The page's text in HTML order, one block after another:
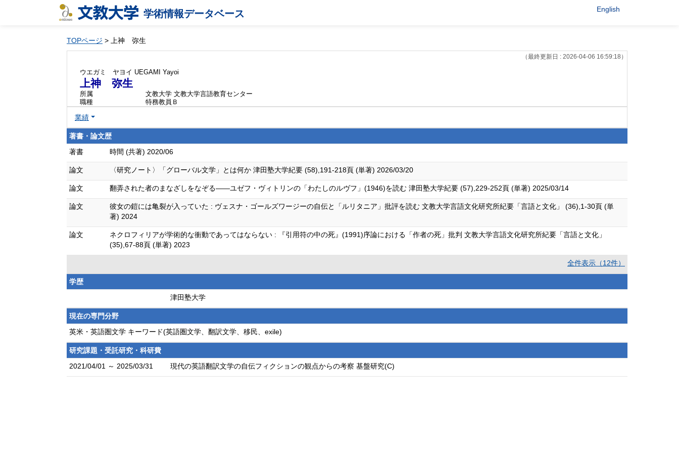
学術情報データベース English
TOPページ > 上神 弥生
（最終更新日 : 2026-04-06 16:59:18）
ウエガミ ヤヨイ UEGAMI Yayoi
上神 弥生
所属
文教大学 文教大学言語教育センター
職種
特務教員Ｂ
業績
著書・論文歴
著書
時間 (共著) 2020/06
論文 〈研究ノート〉「グローバル文学」とは何か 津田塾大学紀要 (58),191-218頁 (単著) 2026/03/20
論文 翻弄された者のまなざしをなぞる——ユゼフ・ヴィトリンの「わたしのルヴフ」(1946)を読む 津田塾大学紀要 (57),229-252頁 (単著) 2025/03/14
論文
彼女の鎧には亀裂が入っていた : ヴェスナ・ゴールズワージーの自伝と「ルリタニア」批評を読む 文教大学言語文化研究所紀要「言語と文化」 (36),1-30頁 (単
著) 2024
論文
ネクロフィリアが学術的な衝動であってはならない : 『引用符の中の死』(1991)序論における「作者の死」批判 文教大学言語文化研究所紀要「言語と文化」
(35),67-88頁 (単著) 2023
全件表示（12件）
学歴
津田塾大学
現在の専門分野
英米・英語圏文学 キーワード(英語圏文学、翻訳文学、移民、exile)
研究課題・受託研究・科研費
2021/04/01 ～ 2025/03/31
現代の英語翻訳文学の自伝フィクションの観点からの考察 基盤研究(C)